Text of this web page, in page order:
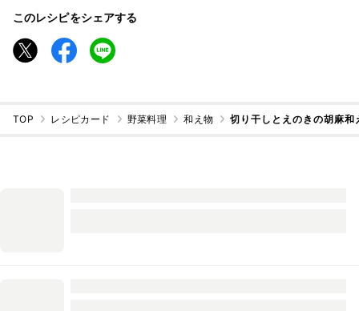
このレシピをシェアする
TOP レシピカード 野菜料理 和え物 切り干しとえのきの胡麻和